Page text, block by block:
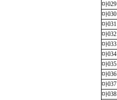
마029
마030
마031
마032
마033
마034
마035
마036
마037
마038